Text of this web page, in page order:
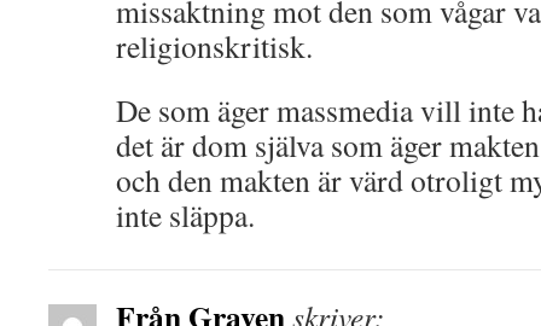
missaktning mot den som vågar
religionskritisk.
De som äger massmedia vill inte
det är dom själva som äger
och den makten är värd otroligt
inte släppa.
Från Graven skriver: